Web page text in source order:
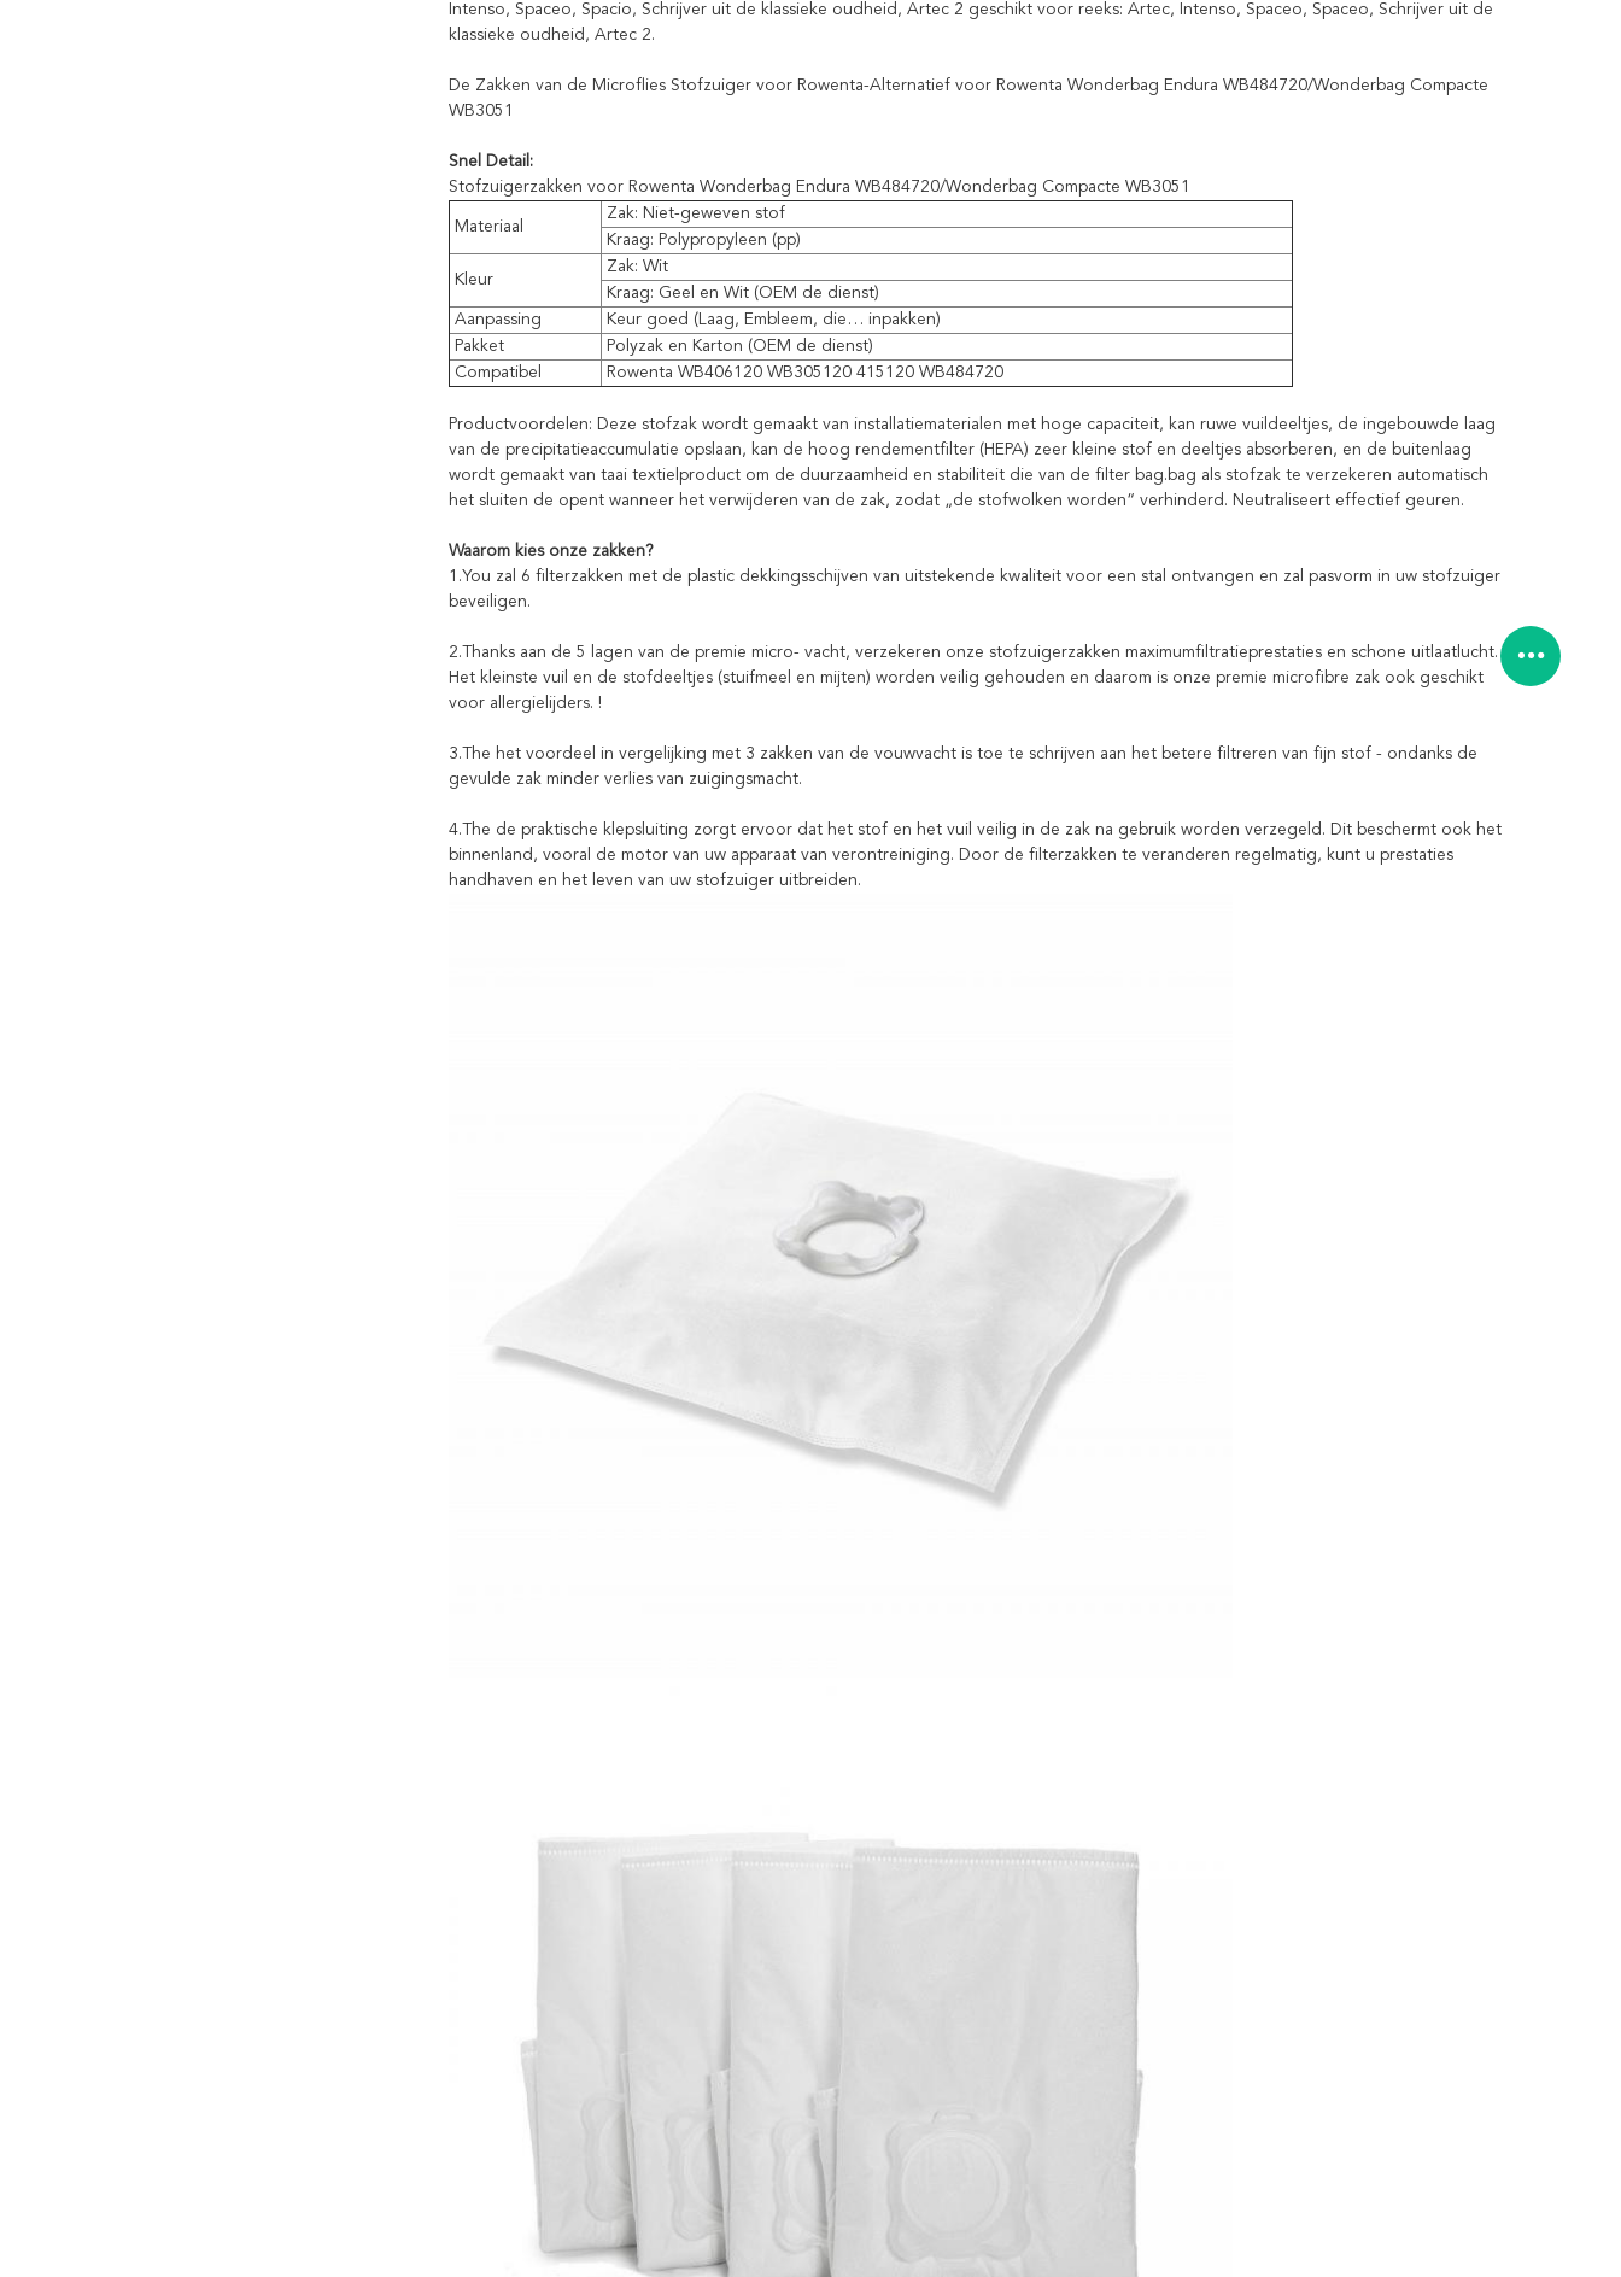
Intenso, Spaceo, Spacio, Schrijver uit de klassieke oudheid, Artec 2 geschikt voor reeks: Artec, Intenso, Spaceo, Spaceo, Schrijver uit de
klassieke oudheid, Artec 2.
De Zakken van de Microflies Stofzuiger voor Rowenta-Alternatief voor Rowenta Wonderbag Endura WB484720/Wonderbag Compacte
WB3051
Snel Detail:
Stofzuigerzakken voor Rowenta Wonderbag Endura WB484720/Wonderbag Compacte WB3051
Materiaal
Zak: Niet-geweven stof
Kraag: Polypropyleen (pp)
Kleur
Zak: Wit
Kraag: Geel en Wit (OEM de dienst)
Aanpassing
Keur goed (Laag, Embleem, die… inpakken)
Pakket
Polyzak en Karton (OEM de dienst)
Compatibel
Rowenta WB406120 WB305120 415120 WB484720
Productvoordelen: Deze stofzak wordt gemaakt van installatiematerialen met hoge capaciteit, kan ruwe vuildeeltjes, de ingebouwde laag
van de precipitatieaccumulatie opslaan, kan de hoog rendementfilter (HEPA) zeer kleine stof en deeltjes absorberen, en de buitenlaag
wordt gemaakt van taai textielproduct om de duurzaamheid en stabiliteit die van de filter bag.bag als stofzak te verzekeren automatisch
het sluiten de opent wanneer het verwijderen van de zak, zodat „de stofwolken worden“ verhinderd. Neutraliseert effectief geuren.
Waarom kies onze zakken?
1.You zal 6 filterzakken met de plastic dekkingsschijven van uitstekende kwaliteit voor een stal ontvangen en zal pasvorm in uw stofzuiger
beveiligen.
2.Thanks aan de 5 lagen van de premie micro- vacht, verzekeren onze stofzuigerzakken maximumfiltratieprestaties en schone uitlaatlucht.
Het kleinste vuil en de stofdeeltjes (stuifmeel en mijten) worden veilig gehouden en daarom is onze premie microfibre zak ook geschikt
voor allergielijders. !
3.The het voordeel in vergelijking met 3 zakken van de vouwvacht is toe te schrijven aan het betere filtreren van fijn stof - ondanks de
gevulde zak minder verlies van zuigingsmacht.
4.The de praktische klepsluiting zorgt ervoor dat het stof en het vuil veilig in de zak na gebruik worden verzegeld. Dit beschermt ook het
binnenland, vooral de motor van uw apparaat van verontreiniging. Door de filterzakken te veranderen regelmatig, kunt u prestaties
handhaven en het leven van uw stofzuiger uitbreiden.